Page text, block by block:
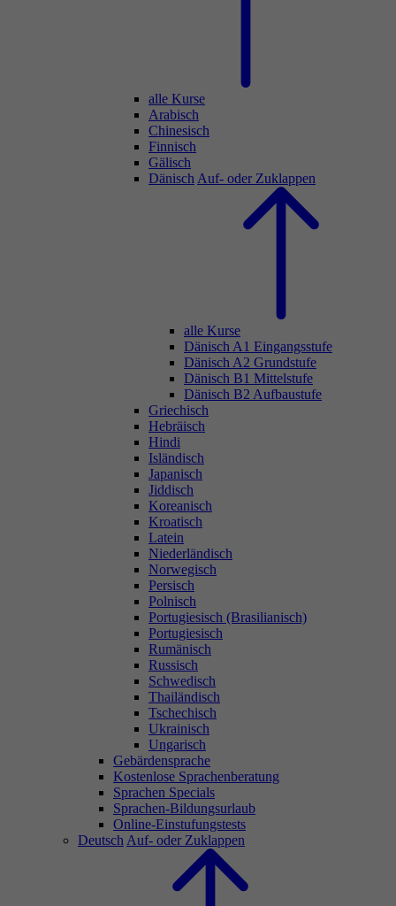
alle Kurse
Arabisch
Chinesisch
Finnisch
Gälisch
Dänisch Auf- oder Zuklappen
alle Kurse
Dänisch A1 Eingangsstufe
Dänisch A2 Grundstufe
Dänisch B1 Mittelstufe
Dänisch B2 Aufbaustufe
Griechisch
Hebräisch
Hindi
Isländisch
Japanisch
Jiddisch
Koreanisch
Kroatisch
Latein
Niederländisch
Norwegisch
Persisch
Polnisch
Portugiesisch (Brasilianisch)
Portugiesisch
Rumänisch
Russisch
Schwedisch
Thailändisch
Tschechisch
Ukrainisch
Ungarisch
Gebärdensprache
Kostenlose Sprachenberatung
Sprachen Specials
Sprachen-Bildungsurlaub
Online-Einstufungstests
Deutsch Auf- oder Zuklappen